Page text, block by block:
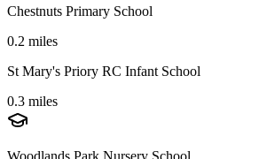
Chestnuts Primary School
0.2 miles
St Mary's Priory RC Infant School
0.3 miles
Woodlands Park Nursery School